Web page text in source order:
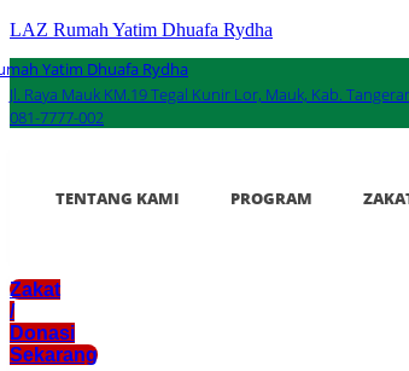
LAZ Rumah Yatim Dhuafa Rydha
Yatim Dhuafa Rydha
Jl. Raya Mauk KM.19 Tegal Kunir Lor, Mauk, Kab.
081-7777-002
TENTANG KAMI PROGRAM
Zakat
/
Donasi
Sekarang